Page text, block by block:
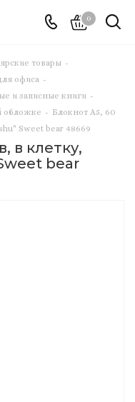
0
товары -
офиса -
и записные книги -
обложке - Блокнот А5, 60
Sweet bear 48669
в клетку,
bear